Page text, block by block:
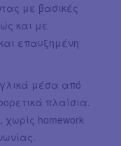
με βασικές
και με
επαυξημένη
μέσα από
πλαίσια.
χωρίς homework